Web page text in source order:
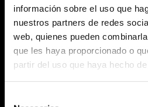
información sobre el uso que
nuestros partners de redes
web, quienes pueden
que les haya proporcionado o
partir del uso que haya hecho
necesaria de conformidad
legales aplicables.
Adicionalmente, durante la
establecida entre
sus Usuarios/Clientes, se
informado en el momento